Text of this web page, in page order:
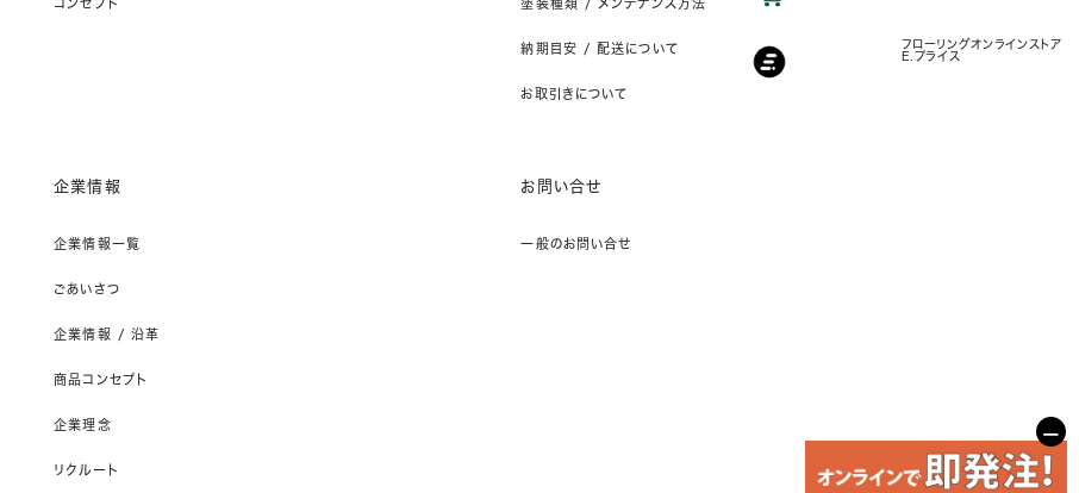
納期目安 / 配送について
お取引きについて
企業情報
企業情報一覧
ごあいさつ
企業情報 / 沿革
商品コンセプト
企業理念
リクルート
お問い合せ
一般のお問い合せ
フローリングオンラインストア
E.プライス
−